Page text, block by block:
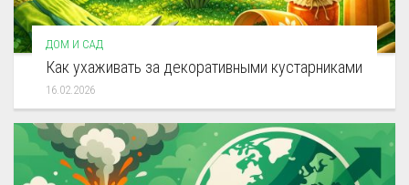
ДОМ И САД
Как ухаживать за декоративными кустарниками
16.02.2026